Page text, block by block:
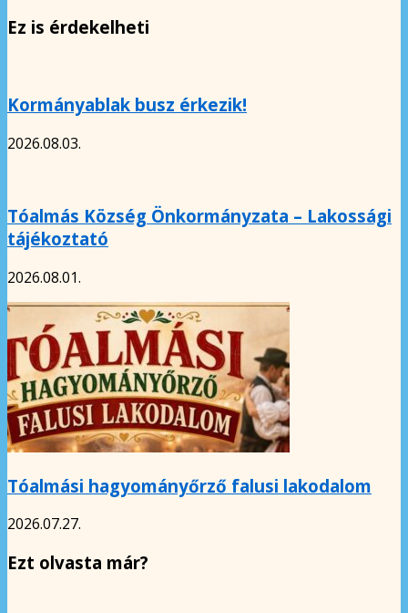
Ez is érdekelheti
Kormányablak busz érkezik!
2026.08.03.
Tóalmás Község Önkormányzata – Lakossági
tájékoztató
2026.08.01.
Tóalmási hagyományőrző falusi lakodalom
2026.07.27.
Ezt olvasta már?